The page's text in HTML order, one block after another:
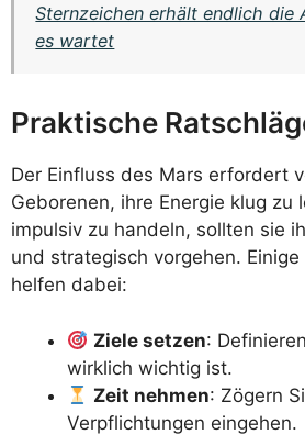
Sternzeichen erhält endlich die
es wartet
Praktische
Der Einfluss des Mars erfordert
Geborenen, ihre Energie klug zu
impulsiv zu handeln, sollten sie
und strategisch vorgehen.
helfen dabei:
Ziele setzen:
wirklich wichtig ist.
Zeit nehmen: Zögern
Verpflichtungen eingehen.